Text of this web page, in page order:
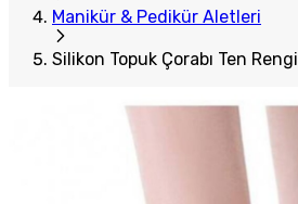
Manikür & Pedikür Aletleri
Silikon Topuk Çorabı Ten Rengi